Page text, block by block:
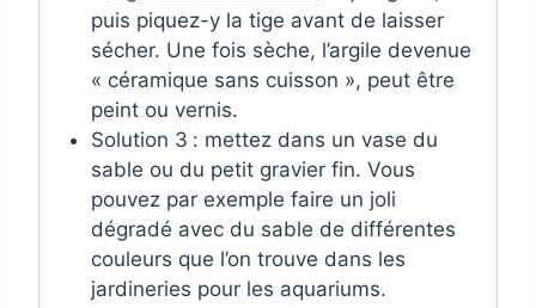
puis piquez-y la tige avant de laisser
sécher. Une fois sèche, l’argile devenue
« céramique sans cuisson », peut être
peint ou vernis.
Solution 3 : mettez dans un vase du
sable ou du petit gravier fin. Vous
pouvez par exemple faire un joli
dégradé avec du sable de différentes
couleurs que l’on trouve dans les
jardineries pour les aquariums.